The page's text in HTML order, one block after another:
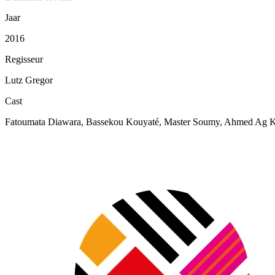
Jaar
2016
Regisseur
Lutz Gregor
Cast
Fatoumata Diawara, Bassekou Kouyaté, Master Soumy, Ahmed Ag